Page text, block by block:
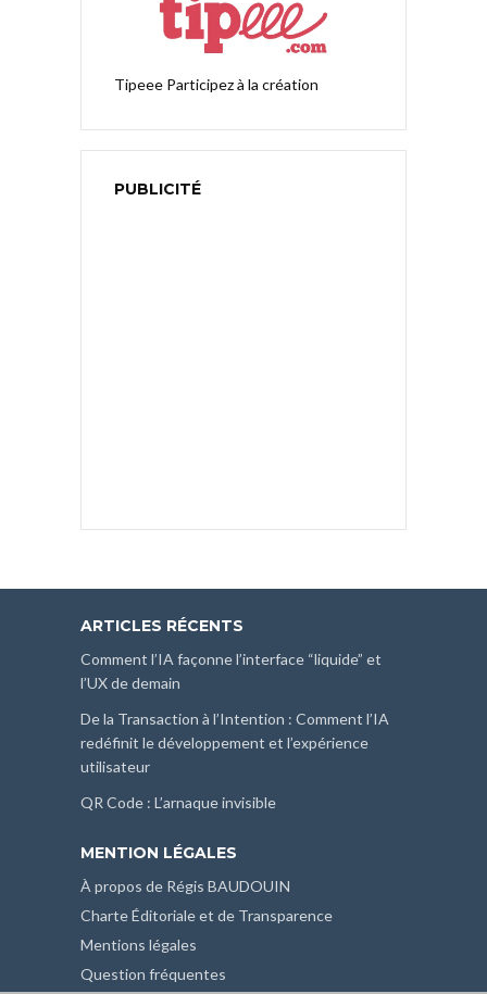
Tipeee Participez à la création
PUBLICITÉ
ARTICLES RÉCENTS
Comment l’IA façonne l’interface “liquide” et
l’UX de demain
De la Transaction à l’Intention : Comment l’IA
redéfinit le développement et l’expérience
utilisateur
QR Code : L’arnaque invisible
MENTION LÉGALES
À propos de Régis BAUDOUIN
Charte Éditoriale et de Transparence
Mentions légales
Question fréquentes